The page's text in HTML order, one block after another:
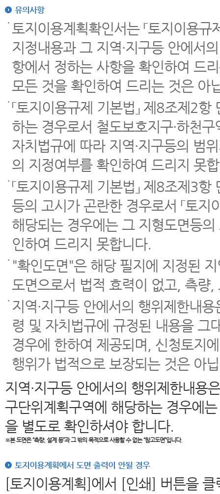
유의사항
토지이용계획확인서는 「토지이용
지정내용과 그 지역·지구등 안에서
항에서 정하는 사항을 확인하여 드
모든 것을 확인하여 드리는 것은 아
「토지이용규제 기본법」 제8조제2
하는 경우로서 철도보호지구·하천
자치법규에 따라 지역·지구등의 범
의 지정여부를 확인하여 드리지 못
「토지이용규제 기본법」 제8조제3
등의 고시가 곤란한 경우로서 「토
해당되는 경우에는 그 지형도면등
인하여 드리지 못합니다.
"확인도면"은 해당 필지에 지정된
도면으로서 법적 효력이 없고, 측량
지역·지구등 안에서의 행위제한내
령 및 자치법규에 규정된 내용을 그
경우에 한하여 제공되며, 신청토지
행위가 법적으로 보장되는 것은 아
지역·지구등 안에서의 행위제한내용
구단위계획구역에 해당하는 경우에
을 별도로 확인하셔야 합니다.
※본 도면은“측량, 설계 등”과 그 밖의 목적으로 사용할 수 없는 “참고도면”입니다.
토지이용계획에서 도면 출력이 안될 경우
[토지이용계획]에서 [인쇄] 버튼을